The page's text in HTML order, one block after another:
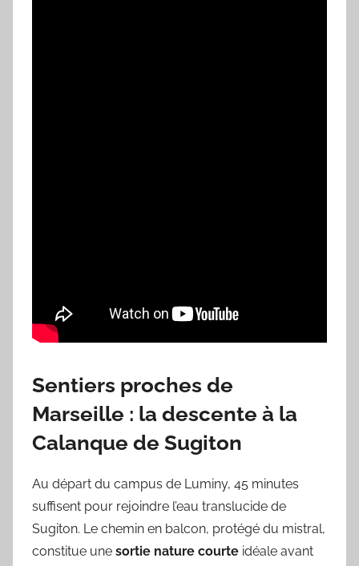
Sentiers proches de
Marseille : la descente à la
Calanque de Sugiton
Au départ du campus de Luminy, 45 minutes
suffisent pour rejoindre l’eau translucide de
Sugiton. Le chemin en balcon, protégé du mistral,
constitue une sortie nature courte idéale avant